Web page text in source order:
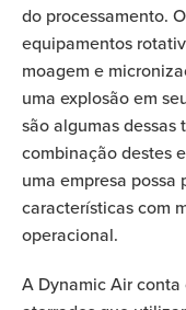
do processamento.
equipamentos
moagem e
uma explosão em
são algumas
combinação destes
uma empresa possa
características com
operacional.
A Dynamic Air